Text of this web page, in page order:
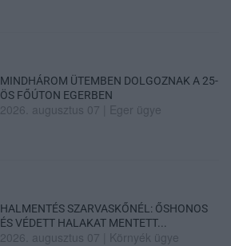
MINDHÁROM ÜTEMBEN DOLGOZNAK A 25-
ÖS FŐÚTON EGERBEN
2026. augusztus 07 Eger ügye
HALMENTÉS SZARVASKŐNÉL: ŐSHONOS
ÉS VÉDETT HALAKAT MENTETT...
2026. augusztus 07 Környék ügye